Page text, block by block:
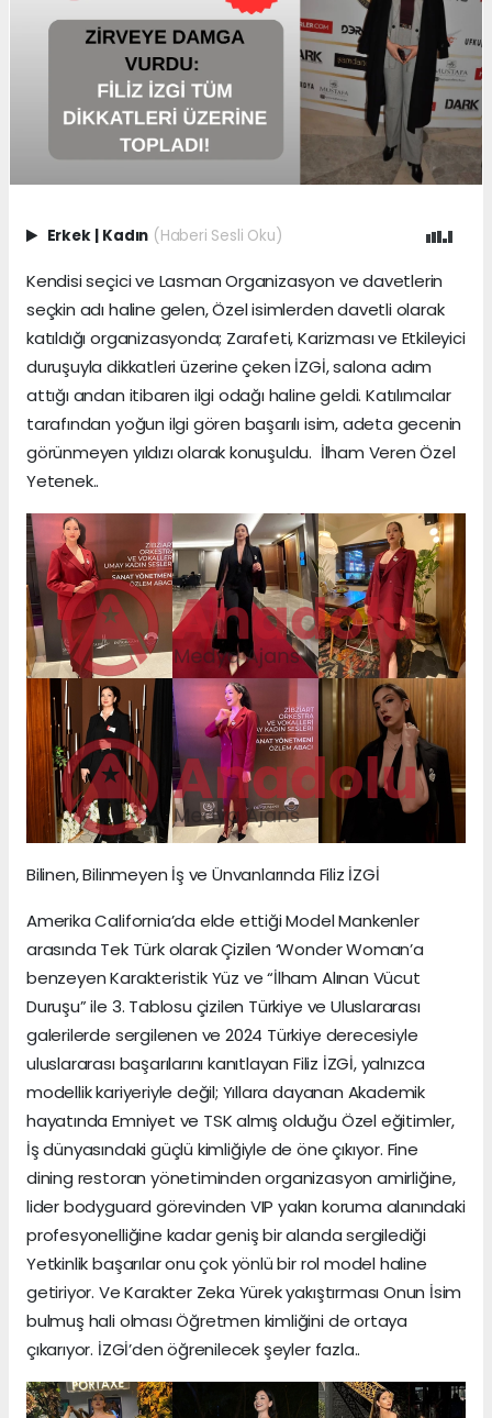
Erkek | Kadın (Haberi Sesli Oku)
Kendisi seçici ve Lasman Organizasyon ve davetlerin
seçkin adı haline gelen, Özel isimlerden davetli olarak
katıldığı organizasyonda; Zarafeti, Karizması ve Etkileyici
duruşuyla dikkatleri üzerine çeken İZGİ, salona adım
attığı andan itibaren ilgi odağı haline geldi. Katılımcılar
tarafından yoğun ilgi gören başarılı isim, adeta gecenin
görünmeyen yıldızı olarak konuşuldu. İlham Veren Özel
Yetenek..
Bilinen, Bilinmeyen İş ve Ünvanlarında Filiz İZGİ
Amerika California’da elde ettiği Model Mankenler
arasında Tek Türk olarak Çizilen ‘Wonder Woman’a
benzeyen Karakteristik Yüz ve “İlham Alınan Vücut
Duruşu” ile 3. Tablosu çizilen Türkiye ve Uluslararası
galerilerde sergilenen ve 2024 Türkiye derecesiyle
uluslararası başarılarını kanıtlayan Filiz İZGİ, yalnızca
modellik kariyeriyle değil; Yıllara dayanan Akademik
hayatında Emniyet ve TSK almış olduğu Özel eğitimler,
İş dünyasındaki güçlü kimliğiyle de öne çıkıyor. Fine
dining restoran yönetiminden organizasyon amirliğine,
lider bodyguard görevinden VIP yakın koruma alanındaki
profesyonelliğine kadar geniş bir alanda sergilediği
Yetkinlik başarılar onu çok yönlü bir rol model haline
getiriyor. Ve Karakter Zeka Yürek yakıştırması Onun İsim
bulmuş hali olması Öğretmen kimliğini de ortaya
çıkarıyor. İZGİ’den öğrenilecek şeyler fazla..